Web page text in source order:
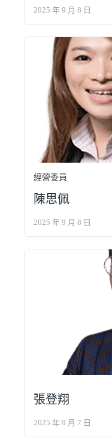
2025 年 9 月 8 日
經營委員
陳思佩
2025 年 9 月 8 日
張登翔
2025 年 9 月 7 日